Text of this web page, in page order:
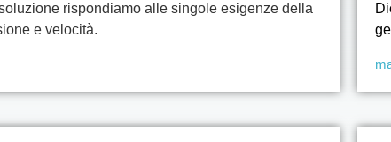
rispondiamo alle singole esigenze della
e velocità.